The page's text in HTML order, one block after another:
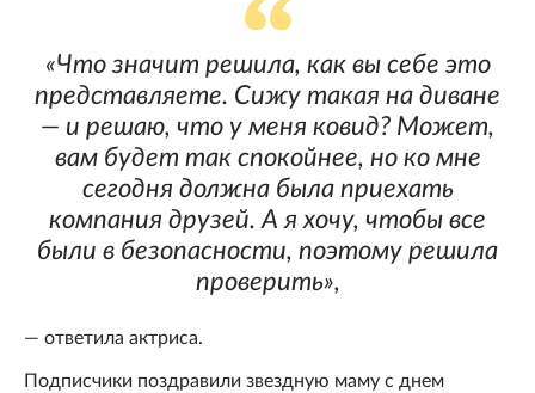
«Что значит решила, как вы себе это
представляете. Сижу такая на диване
— и решаю, что у меня ковид? Может,
вам будет так спокойнее, но ко мне
сегодня должна была приехать
компания друзей. А я хочу, чтобы все
были в безопасности, поэтому решила
проверить»,
— ответила актриса.
Подписчики поздравили звездную маму с днем